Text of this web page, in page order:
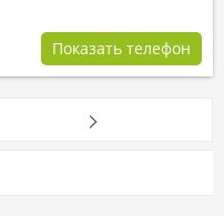
Показать телефон